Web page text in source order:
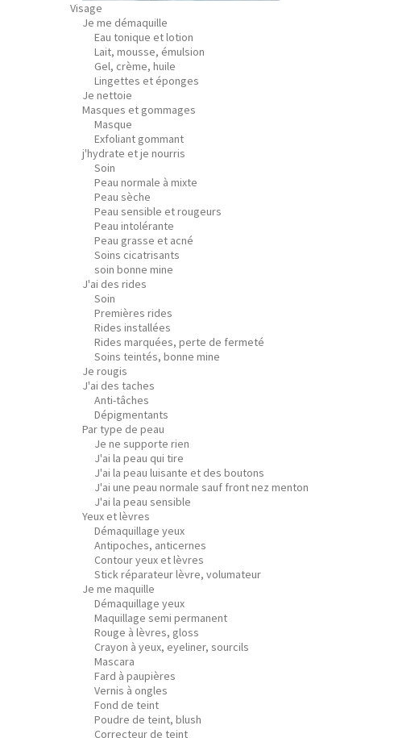
Visage
Je me démaquille
Eau tonique et lotion
Lait, mousse, émulsion
Gel, crème, huile
Lingettes et éponges
Je nettoie
Masques et gommages
Masque
Exfoliant gommant
j'hydrate et je nourris
Soin
Peau normale à mixte
Peau sèche
Peau sensible et rougeurs
Peau intolérante
Peau grasse et acné
Soins cicatrisants
soin bonne mine
J'ai des rides
Soin
Premières rides
Rides installées
Rides marquées, perte de fermeté
Soins teintés, bonne mine
Je rougis
J'ai des taches
Anti-tâches
Dépigmentants
Par type de peau
Je ne supporte rien
J'ai la peau qui tire
J'ai la peau luisante et des boutons
J'ai une peau normale sauf front nez menton
J'ai la peau sensible
Yeux et lèvres
Démaquillage yeux
Antipoches, anticernes
Contour yeux et lèvres
Stick réparateur lèvre, volumateur
Je me maquille
Démaquillage yeux
Maquillage semi permanent
Rouge à lèvres, gloss
Crayon à yeux, eyeliner, sourcils
Mascara
Fard à paupières
Vernis à ongles
Fond de teint
Poudre de teint, blush
Correcteur de teint